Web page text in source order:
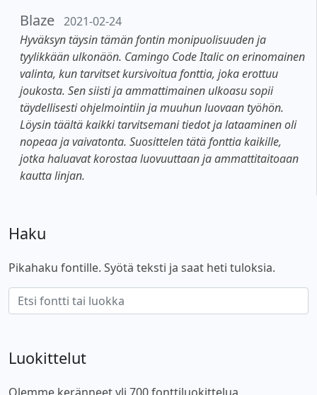
Blaze 2021-02-24
Hyväksyn täysin tämän fontin monipuolisuuden ja
tyylikkään ulkonäön. Camingo Code Italic on erinomainen
valinta, kun tarvitset kursivoitua fonttia, joka erottuu
joukosta. Sen siisti ja ammattimainen ulkoasu sopii
täydellisesti ohjelmointiin ja muuhun luovaan työhön.
Löysin täältä kaikki tarvitsemani tiedot ja lataaminen oli
nopeaa ja vaivatonta. Suosittelen tätä fonttia kaikille,
jotka haluavat korostaa luovuuttaan ja ammattitaitoaan
kautta linjan.
Haku
Pikahaku fontille. Syötä teksti ja saat heti tuloksia.
Luokittelut